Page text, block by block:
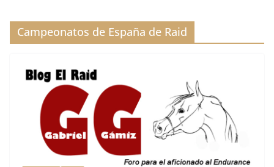
o
o
k
n
ir
Campeonatos de España de Raid